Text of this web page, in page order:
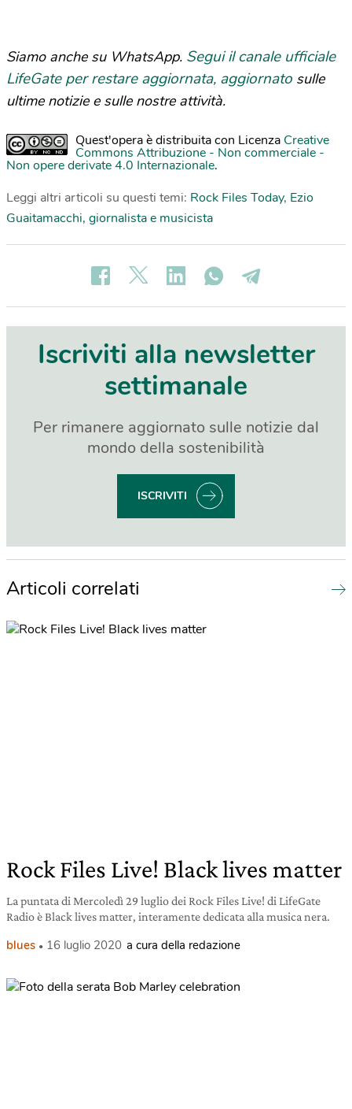
Siamo anche su WhatsApp. Segui il canale ufficiale
LifeGate per restare aggiornata, aggiornato sulle
ultime notizie e sulle nostre attività.
Quest'opera è distribuita con Licenza Creative
Commons Attribuzione - Non commerciale -
Non opere derivate 4.0 Internazionale.
Leggi altri articoli su questi temi: Rock Files Today, Ezio
Guaitamacchi, giornalista e musicista
Iscriviti alla newsletter
settimanale
Per rimanere aggiornato sulle notizie dal
mondo della sostenibilità
ISCRIVITI
Articoli correlati
Rock Files Live! Black lives matter
La puntata di Mercoledì 29 luglio dei Rock Files Live! di LifeGate
Radio è Black lives matter, interamente dedicata alla musica nera.
blues 16 luglio 2020 a cura della redazione